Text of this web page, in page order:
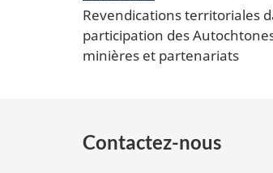
Revendications territoriales
participation des
minières et partenariats
Contactez-nous